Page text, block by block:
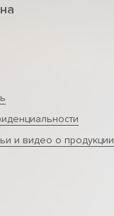
и видео о продукции